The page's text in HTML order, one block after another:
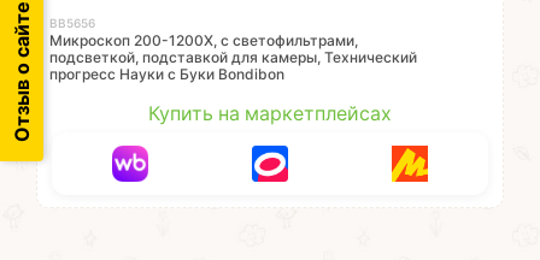
ВВ5656
Микроскоп 200-1200X, с светофильтрами,
подсветкой, подставкой для камеры, Технический
прогресс Науки с Буки Bondibon
Купить на маркетплейсах
Отзыв о сайте